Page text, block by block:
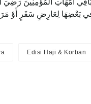
بَعْضِهَا لِعَارِضِ سَفَرٍ أَوْ
Edisi Haji & Korban